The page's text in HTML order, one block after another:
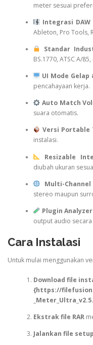
meter sesuai
Integrasi DAW
Ableton, Pro Tools,
Standar
BS.1770, ATSC A/85,
UI Mode Gelap
pencahayaan kerja.
Auto Match
suara otomatis.
Versi Portable
instalasi.
Resizable
diubah ukuran
Multi-
stereo maupun
Plugin Analyzer
output audio
Cara Instalasi
Untuk mulai menggunakan
Download file
{https://
Ekstrak file RAR
Jalankan file